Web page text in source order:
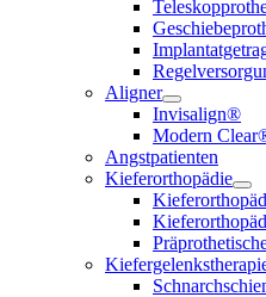
Aligner
Invisalign®
Modern
Angstpatienten
Kieferorthopädie